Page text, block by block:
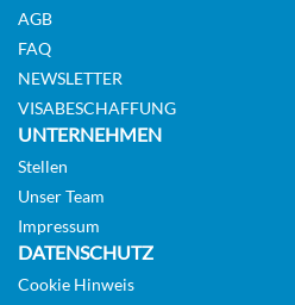
AGB
FAQ
NEWSLETTER
VISABESCHAFFUNG
UNTERNEHMEN
Stellen
Unser Team
Impressum
DATENSCHUTZ
Cookie Hinweis